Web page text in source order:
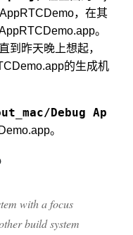
，在其
。
到昨天晚上想起，
的生成机
Debug Ap
。
with a focus
build system